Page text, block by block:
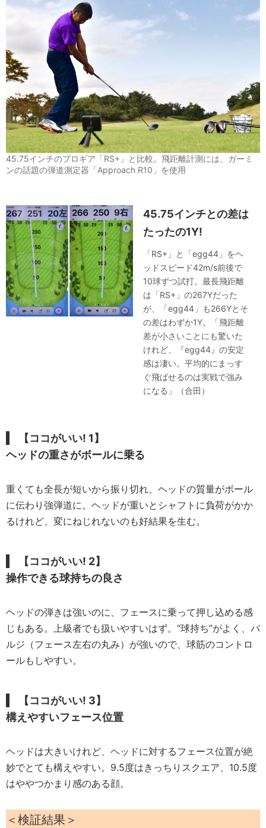
45.75インチのプロギア「RS+」と比較。飛距離計測には、ガーミ
ンの話題の弾道測定器「Approach R10」を使用
45.75インチとの差は
たったの1Y!
「RS+」と「egg44」をヘ
ッドスピード42m/s前後で
10球ずつ試打。最長飛距離
は「RS+」の267Yだった
が、「egg44」も266Yとそ
の差はわずか1Y。「飛距離
差が小さいことにも驚いた
けれど、『egg44』の安定
感は凄い。平均的にまっす
ぐ飛ばせるのは実戦で強み
になる」（合田）
【ココがいい! 1】
ヘッドの重さがボールに乗る
重くても全長が短いから振り切れ、ヘッドの質量がボール
に伝わり強弾道に。ヘッドが重いとシャフトに負荷がかか
るけれど、変にねじれないのも好結果を生む。
【ココがいい! 2】
操作できる球持ちの良さ
ヘッドの弾きは強いのに、フェースに乗って押し込める感
じもある。上級者でも扱いやすいはず。“球持ち”がよく、バ
ルジ（フェース左右の丸み）が強いので、球筋のコントロ
ールもしやすい。
【ココがいい! 3】
構えやすいフェース位置
ヘッドは大きいけれど、ヘッドに対するフェース位置が絶
妙でとても構えやすい。9.5度はきっちりスクエア、10.5度
はややつかまり感のある顔。
＜検証結果＞